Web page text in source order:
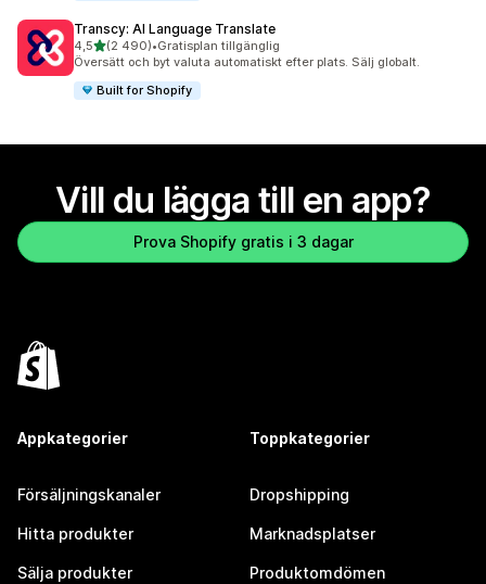
Transcy: AI Language Translate
4,5av 5 stjärnor
(2 490)
2490 recensioner totalt
•Gratisplan tillgänglig
Översätt och byt valuta automatiskt efter plats. Sälj globalt.
Built for Shopify
Vill du lägga till en app?
Prova Shopify gratis i 3 dagar
Appkategorier
Försäljningskanaler
Hitta produkter
Sälja produkter
Toppkategorier
Dropshipping
Marknadsplatser
Produktomdömen